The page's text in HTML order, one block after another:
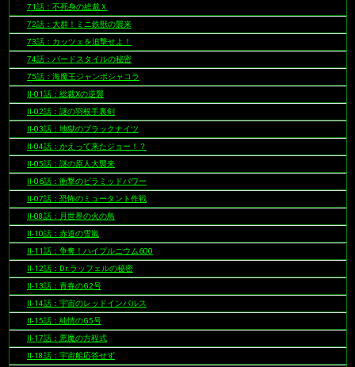
71話：不死身の総裁Ｘ
72話：大群！ミニ鉄獣の襲来
73話：カッツェを追撃せよ！
74話：バードスタイルの秘密
75話：海魔王ジャンボシャコラ
II-01話：総裁Xの逆襲
II-02話：謎の羽根手裏剣
II-03話：地獄のブラックナイツ
II-04話：かえって来たジョー！？
II-05話：謎の原人大襲来
II-06話：衝撃のピラミッドパワー
II-07話：恐怖のミュータント作戦
II-08話：月世界の火の鳥
II-10話：赤道の雪嵐
II-11話：争奪！ハイプルニウム600
II-12話：Dr.ラッフェルの秘密
II-13話：青春のG2号
II-14話：宇宙のレッドインパルス
II-15話：純情のG5号
II-17話：悪魔の方程式
II-18話：宇宙船応答せず